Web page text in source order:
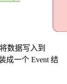
数据写入到
成一个 Event 结